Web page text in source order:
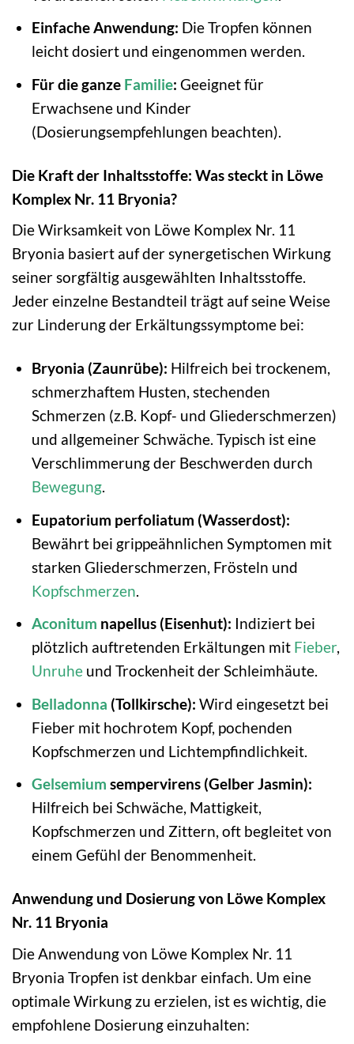
Einfache Anwendung: Die Tropfen können
leicht dosiert und eingenommen werden.
Für die ganze Familie: Geeignet für
Erwachsene und Kinder
(Dosierungsempfehlungen beachten).
Die Kraft der Inhaltsstoffe: Was steckt in Löwe
Komplex Nr. 11 Bryonia?
Die Wirksamkeit von Löwe Komplex Nr. 11
Bryonia basiert auf der synergetischen Wirkung
seiner sorgfältig ausgewählten Inhaltsstoffe.
Jeder einzelne Bestandteil trägt auf seine Weise
zur Linderung der Erkältungssymptome bei:
Bryonia (Zaunrübe): Hilfreich bei trockenem,
schmerzhaftem Husten, stechenden
Schmerzen (z.B. Kopf- und Gliederschmerzen)
und allgemeiner Schwäche. Typisch ist eine
Verschlimmerung der Beschwerden durch
Bewegung.
Eupatorium perfoliatum (Wasserdost):
Bewährt bei grippeähnlichen Symptomen mit
starken Gliederschmerzen, Frösteln und
Kopfschmerzen
Aconitum napellus (Eisenhut): Indiziert bei
plötzlich auftretenden Erkältungen mit Fieber,
Unruheund Trockenheit der Schleimhäute.
Belladonna (Tollkirsche): Wird eingesetzt bei
Fieber mit hochrotem Kopf, pochenden
Kopfschmerzen und Lichtempfindlichkeit.
Gelsemium sempervirens (Gelber Jasmin):
Hilfreich bei Schwäche, Mattigkeit,
Kopfschmerzen und Zittern, oft begleitet von
einem Gefühl der Benommenheit.
Anwendung und Dosierung von Löwe Komplex
Nr. 11 Bryonia
Die Anwendung von Löwe Komplex Nr. 11
Bryonia Tropfen ist denkbar einfach. Um eine
optimale Wirkung zu erzielen, ist es wichtig, die
empfohlene Dosierung einzuhalten: